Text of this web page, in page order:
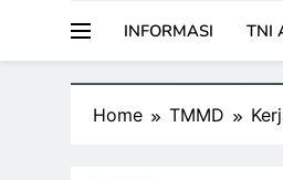
INFORMASI TNI
Home TMMD